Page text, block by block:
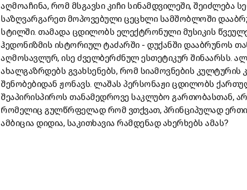
აღმოაჩინა, რომ მსგავსი კიჩი სინამდვილეში, შეიძლება
საზღვარგარეთ მოპოვებული ცეცხლი სამშობლოში
სტილში. თამადა ცდილობს ელექტრონული მუსიკის
ჰედონიზმის ისტორიულ ტაძარში - დუქანში დააბრუნოს
აღმოსავლურ, ისე ძველბერძნულ ესთეტიკურ შინაარსს.
ახალგაზრდებს გვახსენებს, რომ სიამოვნების
შენობებიდან ჟონავს. ლაშას პერსონაჟი ცდილობს
შეაპირისპიროს თანამედროვე საკლუბო გართობასთან,
რომელიც გულწრფელად რომ ვთქვათ, პრინციპულად ერთი
ამბიცია დიდია, საკითხავია რამდენად ახერხებს ამას?